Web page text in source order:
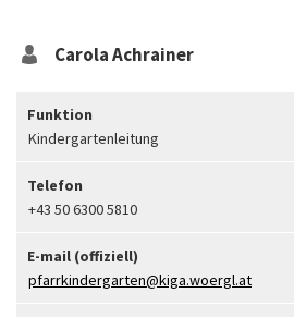
CarolaAchrainer
Funktion
Kindergartenleitung
Telefon
+43 50 6300 5810
E-mail (offiziell)
pfarrkindergarten@kiga.woergl.at